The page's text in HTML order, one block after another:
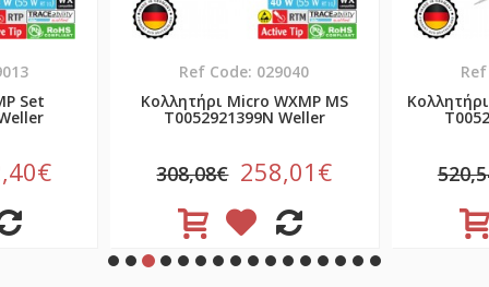
Set
Ref Code: 029040
Κολλητήρι Micro WXMP MS
T0052921399N Weller
308,08€ 258,01€